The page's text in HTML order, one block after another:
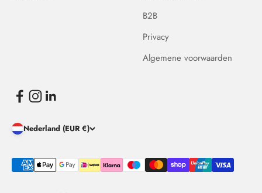
B2B
Privacy
Algemene voorwaarden
Nederland (EUR €)